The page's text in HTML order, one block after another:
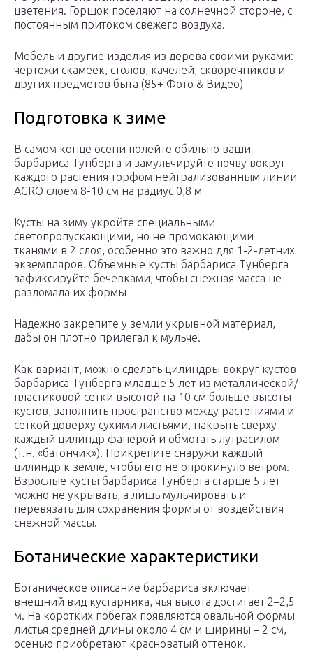
цветения. Горшок поселяют на солнечной стороне, с
постоянным притоком свежего воздуха.
Мебель и другие изделия из дерева своими руками:
чертежи скамеек, столов, качелей, скворечников и
других предметов быта (85+ Фото & Видео)
Подготовка к зиме
В самом конце осени полейте обильно ваши
барбариса Тунберга и замульчируйте почву вокруг
каждого растения торфом нейтрализованным линии
AGRO слоем 8-10 см на радиус 0,8 м
Кусты на зиму укройте специальными
светопропускающими, но не промокающими
тканями в 2 слоя, особенно это важно для 1-2-летних
экземпляров. Объемные кусты барбариса Тунберга
зафиксируйте бечевками, чтобы снежная масса не
разломала их формы
Надежно закрепите у земли укрывной материал,
дабы он плотно прилегал к мульче.
Как вариант, можно сделать цилиндры вокруг кустов
барбариса Тунберга младше 5 лет из металлической/
пластиковой сетки высотой на 10 см больше высоты
кустов, заполнить пространство между растениями и
сеткой доверху сухими листьями, накрыть сверху
каждый цилиндр фанерой и обмотать лутрасилом
(т.н. «батончик»). Прикрепите снаружи каждый
цилиндр к земле, чтобы его не опрокинуло ветром.
Взрослые кусты барбариса Тунберга старше 5 лет
можно не укрывать, а лишь мульчировать и
перевязать для сохранения формы от воздействия
снежной массы.
Ботанические характеристики
Ботаническое описание барбариса включает
внешний вид кустарника, чья высота достигает 2–2,5
м. На коротких побегах появляются овальной формы
листья средней длины около 4 см и ширины – 2 см,
осенью приобретают красноватый оттенок.